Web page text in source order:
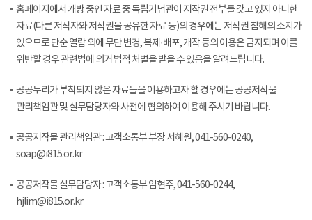
홈페이지에서 개방 중인 자료 중 독립기념관이 저작권 전부를 갖고 있지 아니한
자료(다른 저작자와 저작권을 공유한 자료 등)의 경우에는 저작권 침해의 소지가
있으므로 단순 열람 외에 무단 변경, 복제·배포, 개작 등의 이용은 금지되며 이를
위반할 경우 관련법에 의거 법적 처벌을 받을 수 있음을 알려드립니다.
공공누리가 부착되지 않은 자료들을 이용하고자 할 경우에는 공공저작물
관리책임관 및 실무담당자와 사전에 협의하여 이용해 주시기 바랍니다.
공공저작물 관리책임관 : 고객소통부 부장 서혜원, 041-560-0240,
soap@i815.or.kr
공공저작물 실무담당자 : 고객소통부 임현주, 041-560-0244,
hjlim@i815.or.kr